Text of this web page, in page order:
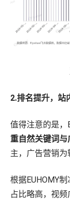
2.排名提升，站
值得注意的是，
重自然关键词与
主，广告营销为
根据EUHOMY
占比略高，视